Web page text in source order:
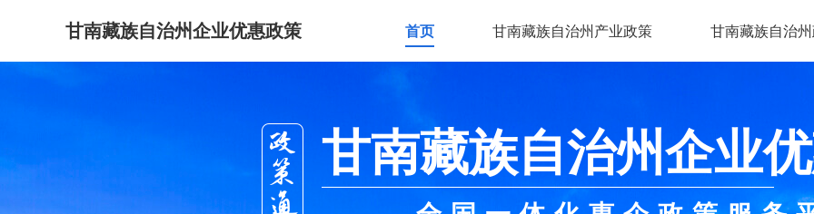
甘南藏族自治州企业优惠政策 首页 甘南藏族自治州产业政策 甘南藏族自治
甘南藏族自治州企业